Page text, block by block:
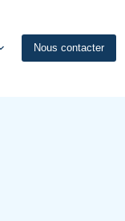
Nous contacter